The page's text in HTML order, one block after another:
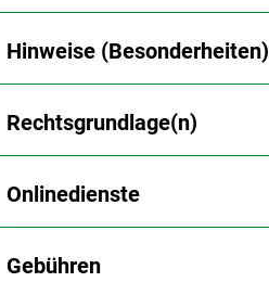
Hinweise (Besonderheiten)
Rechtsgrundlage(n)
Onlinedienste
Gebühren